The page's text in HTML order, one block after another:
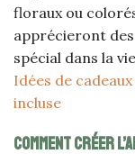
floraux ou
apprécieront
spécial dans la
Idées de
incluse
Comment créer